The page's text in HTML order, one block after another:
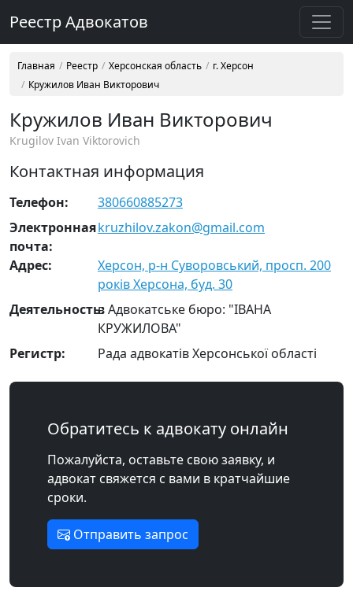
Реестр Адвокатов
Главная Реестр Херсонская область
г. Херсон
Кружилов Иван Викторович
Кружилов Иван Викторович
Krugilov Ivan Viktorovich
Контактная информация
Телефон:
380660885273
Электронная
почта:
kruzhilov.zakon@gmail.com
Адрес:
Херсон, р-н Суворовський, просп. 200
років Херсона, буд. 30
Деятельность:в Адвокатське бюро: "ІВАНА
КРУЖИЛОВА"
Регистр:
Рада адвокатів Херсонської області
Обратитесь к адвокату онлайн
Пожалуйста, оставьте свою заявку, и
адвокат свяжется с вами в кратчайшие
сроки.
Отправить запрос